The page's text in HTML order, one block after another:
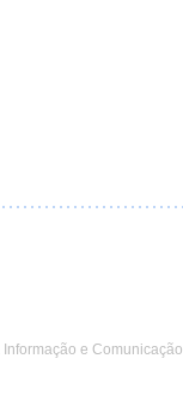
e Comunicação